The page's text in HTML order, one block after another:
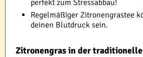
perfekt zum Stressabbau!
Regelmäßiger Zitronengrastee
deinen Blutdruck sein.
Zitronengras in der